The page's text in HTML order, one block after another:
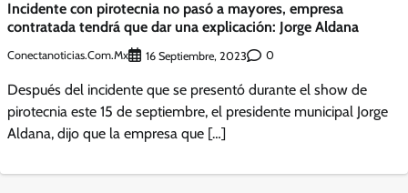
Incidente con pirotecnia no pasó a mayores, empresa
contratada tendrá que dar una explicación: Jorge Aldana
Conectanoticias.com.mx 16 Septiembre, 2023 0
Después del incidente que se presentó durante el show de
pirotecnia este 15 de septiembre, el presidente municipal Jorge
Aldana, dijo que la empresa que […]